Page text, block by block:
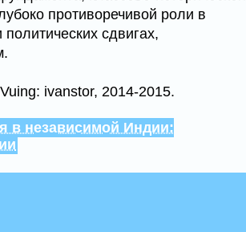
противоречивой роли в
сдвигах,
ivanstor, 2014-2015.
в независимой Индии: